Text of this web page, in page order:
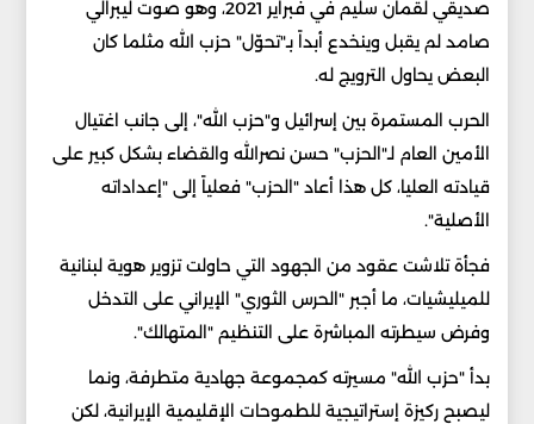
صديقي لقمان سليم في فبراير 2021، وهو صوت ليبرالي
صامد لم يقبل وينخدع أبداً بـ"تحوّل" حزب الله مثلما كان
البعض يحاول الترويج له.
الحرب المستمرة بين إسرائيل و"حزب الله"، إلى جانب اغتيال
الأمين العام لـ"الحزب" حسن نصرالله والقضاء بشكل كبير على
قيادته العليا، كل هذا أعاد "الحزب" فعلياً إلى "إعداداته
الأصلية".
فجأة تلاشت عقود من الجهود التي حاولت تزوير هوية لبنانية
للميليشيات، ما أجبر "الحرس الثوري" الإيراني على التدخل
وفرض سيطرته المباشرة على التنظيم "المتهالك".
بدأ "حزب الله" مسيرته كمجموعة جهادية متطرفة، ونما
ليصبح ركيزة إستراتيجية للطموحات الإقليمية الإيرانية، لكن